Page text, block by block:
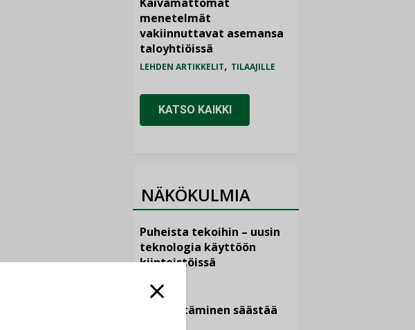
menetelmät
vakiinnuttavat asemansa
taloyhtiöissä
LEHDEN ARTIKKELIT, TILAAJILLE
KATSO KAIKKI
NÄKÖKULMIA
Puheista tekoihin – uusin
teknologia käyttöön
kiinteistöissä
Sähköistäminen säästää